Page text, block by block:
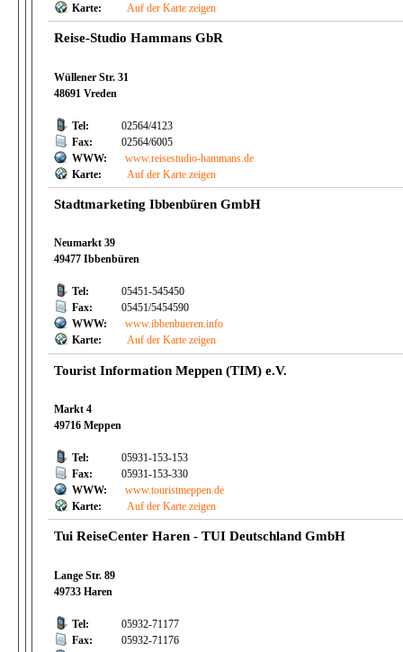
Karte:
Auf der Karte zeigen
Reise-Studio Hammans GbR
Wüllener Str. 31
48691 Vreden
Tel:
02564/4123
Fax:
02564/6005
WWW:
www.reisestudio-hammans.de
Karte:
Auf der Karte zeigen
Stadtmarketing Ibbenbüren GmbH
Neumarkt 39
49477 Ibbenbüren
Tel:
05451-545450
Fax:
05451/5454590
WWW:
www.ibbenbueren.info
Karte:
Auf der Karte zeigen
Tourist Information Meppen (TIM) e.V.
Markt 4
49716 Meppen
Tel:
05931-153-153
Fax:
05931-153-330
WWW:
www.touristmeppen.de
Karte:
Auf der Karte zeigen
Tui ReiseCenter Haren - TUI Deutschland GmbH
Lange Str. 89
49733 Haren
Tel:
05932-71177
Fax:
05932-71176